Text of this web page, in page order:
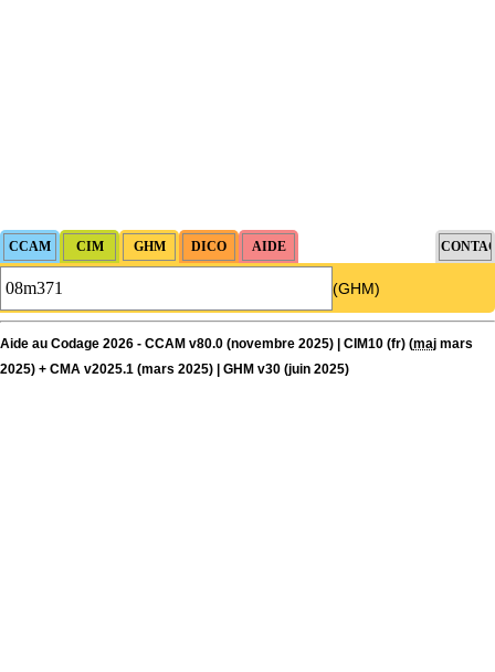
(GHM)
Aide au Codage 2026 - CCAM v80.0 (novembre 2025) | CIM10 (fr) (maj mars
2025) + CMA v2025.1 (mars 2025) | GHM v30 (juin 2025)